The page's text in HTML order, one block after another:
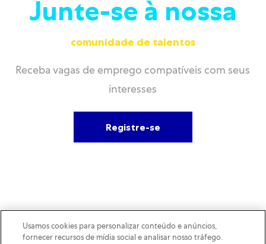
Junte-se à nossa
comunidade de talentos
Receba vagas de emprego compatíveis com seus
interesses
Registre-se
Usamos cookies para personalizar conteúdo e anúncios,
fornecer recursos de mídia social e analisar nosso tráfego.